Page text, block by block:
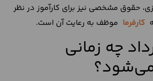
حقوق مشخصی نیز برای کارآموز در نظر
کارفرما موظف به رعایت آن است.
چه زمانی